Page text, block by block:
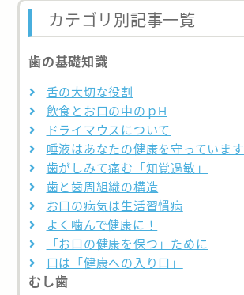
カテゴリ別記事一覧
歯の基礎知識
舌の大切な役割
飲食とお口の中のｐH
ドライマウスについて
唾液はあなたの健康を守っています
歯がしみて痛む「知覚過敏」
歯と歯周組織の構造
お口の病気は生活習慣病
よく噛んで健康に！
「お口の健康を保つ」ために
口は「健康への入り口」
むし歯